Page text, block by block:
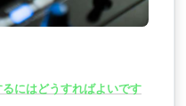
にはどうすればよいです